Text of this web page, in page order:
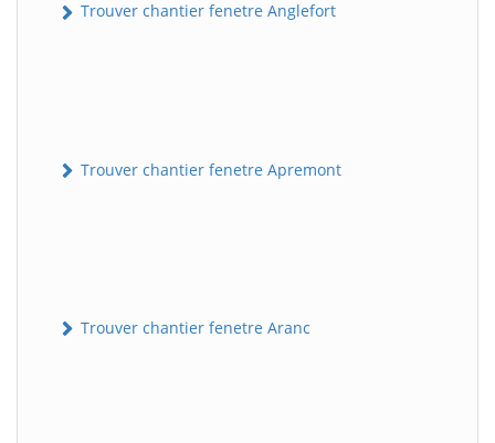
Trouver chantier fenetre Anglefort
Trouver chantier fenetre Apremont
Trouver chantier fenetre Aranc